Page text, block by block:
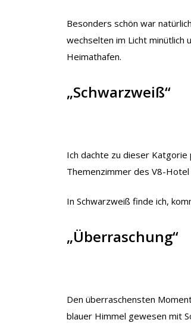
Besonders schön war
wechselten im Licht
Heimathafen.
„Schwarzweiß“
Ich dachte zu dieser
Themenzimmer des V8-Hotel
In Schwarzweiß finde ich,
„Überraschung“
Den überraschensten
blauer Himmel gewesen mit